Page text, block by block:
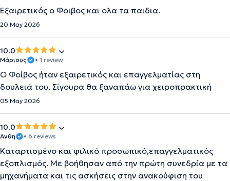
Εξαιρετικός ο Φοιβος και ολα τα παιδια.
20 May 2026
10.0
Μάριους • 1 review
Ο Φοίβος ήταν εξαιρετικός και επαγγελματίας στη
δουλειά του. Σίγουρα θα ξαναπάω για χειροπρακτική
05 May 2026
10.0
Ανθη • 6 reviews
Καταρτισμένο και φιλικό προσωπικό,επαγγελματικός
εξοπλισμός. Με βοήθησαν από την πρώτη συνεδρία με τα
μηχανήματα και τις ασκήσεις στην ανακούφιση του